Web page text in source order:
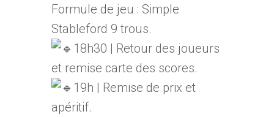
Formule de jeu : Simple
Stableford 9 trous.
18h30 | Retour des joueurs
et remise carte des scores.
19h | Remise de prix et
apéritif.